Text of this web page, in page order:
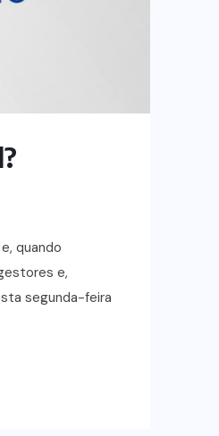
quando
e,
segunda-feira